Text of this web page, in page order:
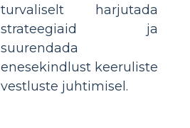
turvaliselt harjutada
strateegiaid ja
suurendada
enesekindlust keeruliste
vestluste juhtimisel.